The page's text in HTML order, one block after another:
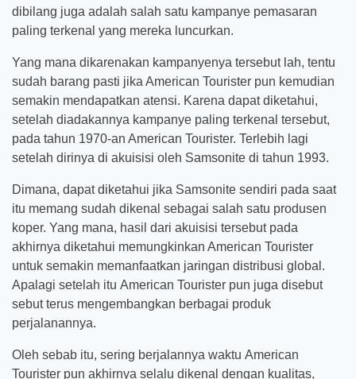
dibilang juga adalah salah satu kampanye pemasaran
paling terkenal yang mereka luncurkan.
Yang mana dikarenakan kampanyenya tersebut lah, tentu
sudah barang pasti jika American Tourister pun kemudian
semakin mendapatkan atensi. Karena dapat diketahui,
setelah diadakannya kampanye paling terkenal tersebut,
pada tahun 1970-an American Tourister. Terlebih lagi
setelah dirinya di akuisisi oleh Samsonite di tahun 1993.
Dimana, dapat diketahui jika Samsonite sendiri pada saat
itu memang sudah dikenal sebagai salah satu produsen
koper. Yang mana, hasil dari akuisisi tersebut pada
akhirnya diketahui memungkinkan American Tourister
untuk semakin memanfaatkan jaringan distribusi global.
Apalagi setelah itu American Tourister pun juga disebut
sebut terus mengembangkan berbagai produk
perjalanannya.
Oleh sebab itu, sering berjalannya waktu American
Tourister pun akhirnya selalu dikenal dengan kualitas,